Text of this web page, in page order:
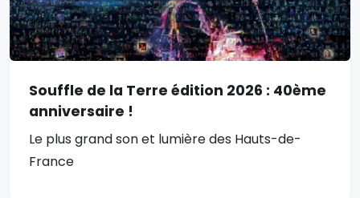
Souffle de la Terre édition 2026 : 40ème
anniversaire !
Le plus grand son et lumière des Hauts-de-
France